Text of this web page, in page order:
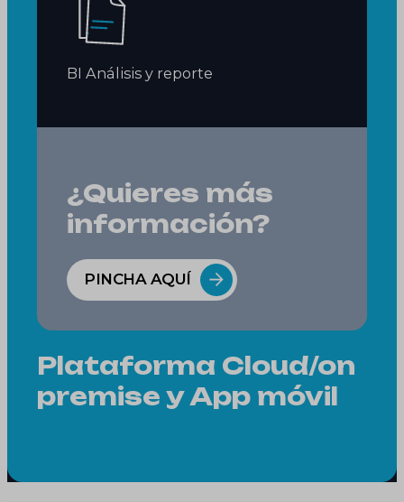
BI Análisis y reporte
¿Quieres más
información?
PINCHA AQUÍ
Plataforma Cloud/on
premise y App móvil